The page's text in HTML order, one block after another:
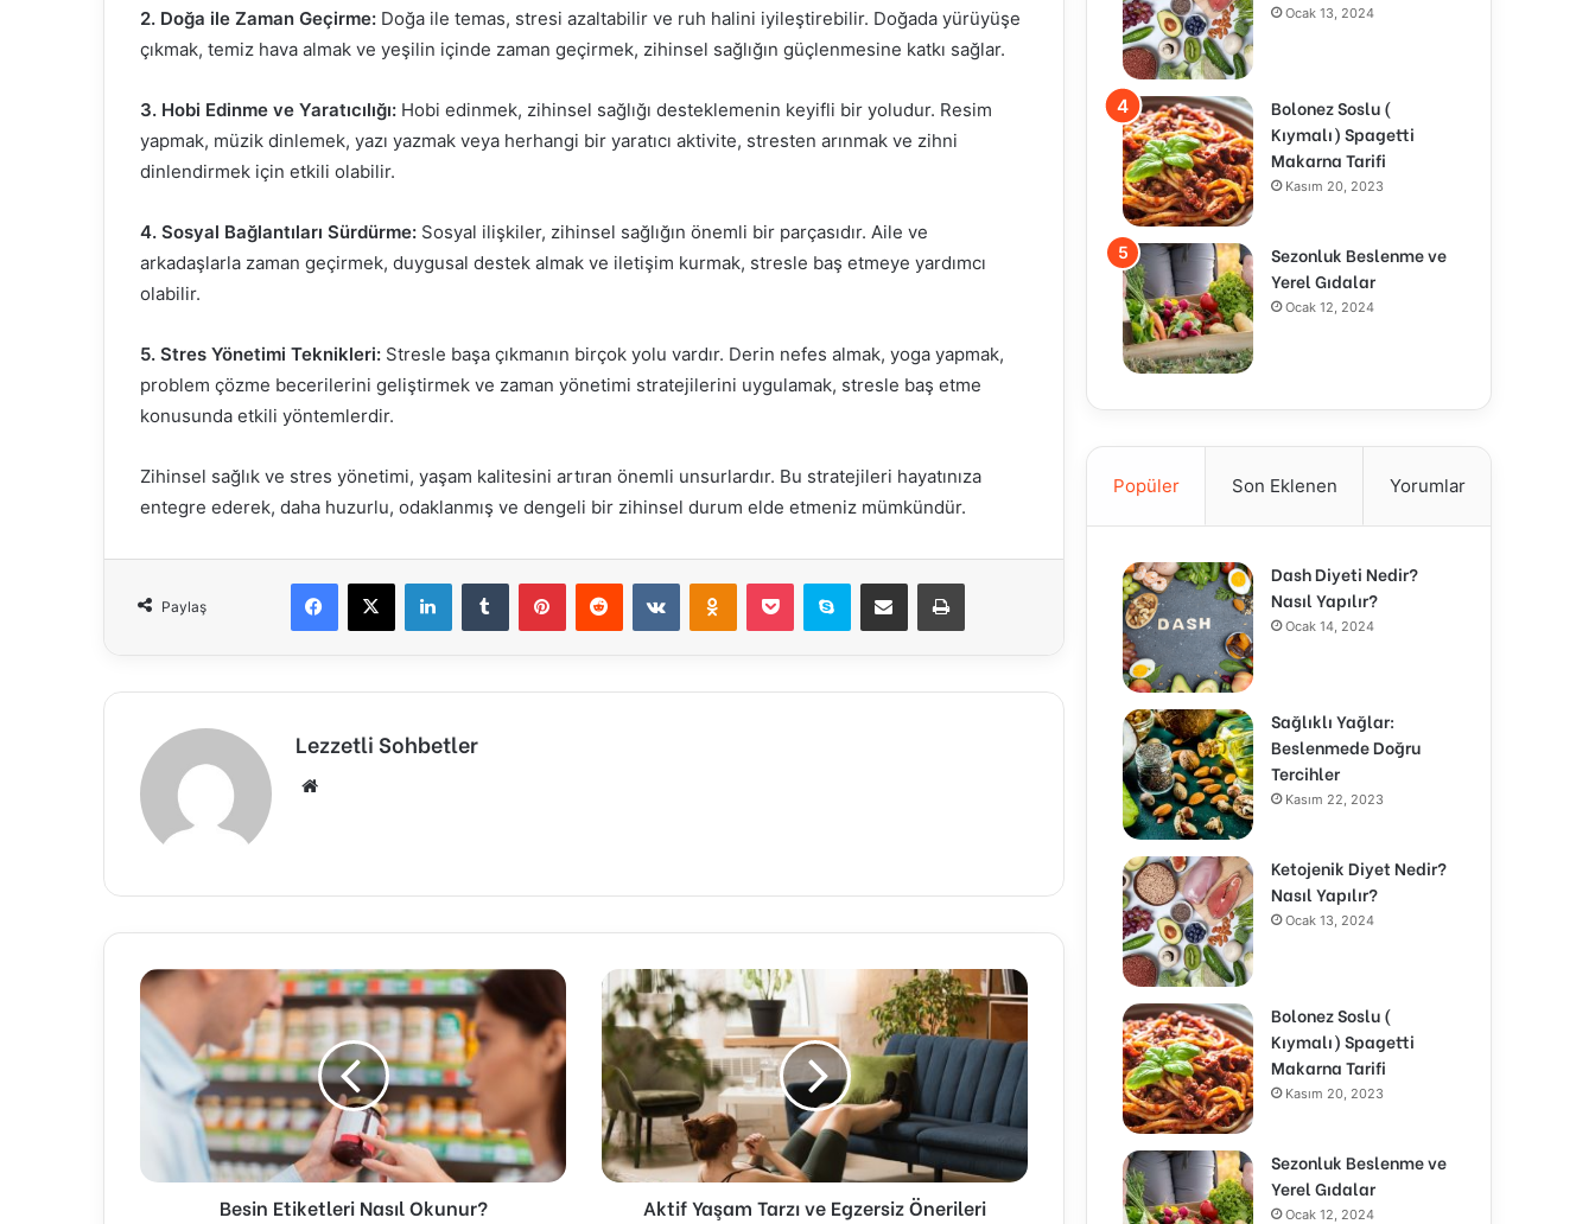
2. Doğa ile Zaman Geçirme: Doğa ile temas, stresi azaltabilir ve ruh halini iyileştirebilir. Doğada yürüyüşe
çıkmak, temiz hava almak ve yeşilin içinde zaman geçirmek, zihinsel sağlığın güçlenmesine katkı sağlar.
3. Hobi Edinme ve Yaratıcılığı: Hobi edinmek, zihinsel sağlığı desteklemenin keyifli bir yoludur. Resim
yapmak, müzik dinlemek, yazı yazmak veya herhangi bir yaratıcı aktivite, stresten arınmak ve zihni
dinlendirmek için etkili olabilir.
4. Sosyal Bağlantıları Sürdürme: Sosyal ilişkiler, zihinsel sağlığın önemli bir parçasıdır. Aile ve
arkadaşlarla zaman geçirmek, duygusal destek almak ve iletişim kurmak, stresle baş etmeye yardımcı
olabilir.
5. Stres Yönetimi Teknikleri: Stresle başa çıkmanın birçok yolu vardır. Derin nefes almak, yoga yapmak,
problem çözme becerilerini geliştirmek ve zaman yönetimi stratejilerini uygulamak, stresle baş etme
konusunda etkili yöntemlerdir.
Zihinsel sağlık ve stres yönetimi, yaşam kalitesini artıran önemli unsurlardır. Bu stratejileri hayatınıza
entegre ederek, daha huzurlu, odaklanmış ve dengeli bir zihinsel durum elde etmeniz mümkündür.
Paylaş
Facebook
X LinkedInTumblr PinterestReddit VKontakteOdnoklassniki
Pocket Skype E-Posta ile paylaş Yazdır
Lezzetli Sohbetler
Besin Etiketleri Nasıl Okunur? Aktif Yaşam Tarzı ve Egzersiz Önerileri
Ocak 13, 2024
Bolonez Soslu (
Kıymalı) Spagetti
Makarna Tarifi
Kasım 20, 2023
Sezonluk Beslenme ve
Yerel Gıdalar
Ocak 12, 2024
Popüler Son Eklenen Yorumlar
Dash Diyeti Nedir?
Nasıl Yapılır?
Ocak 14, 2024
Sağlıklı Yağlar:
Beslenmede Doğru
Tercihler
Kasım 22, 2023
Ketojenik Diyet Nedir?
Nasıl Yapılır?
Ocak 13, 2024
Bolonez Soslu (
Kıymalı) Spagetti
Makarna Tarifi
Kasım 20, 2023
Sezonluk Beslenme ve
Yerel Gıdalar
Ocak 12, 2024